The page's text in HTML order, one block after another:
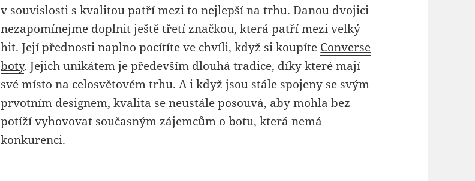
v souvislosti s kvalitou patří mezi to nejlepší na trhu. Danou dvojici
nezapomínejme doplnit ještě třetí značkou, která patří mezi velký
hit. Její přednosti naplno pocítíte ve chvíli, když si koupíte Converse
boty. Jejich unikátem je především dlouhá tradice, díky které mají
své místo na celosvětovém trhu. A i když jsou stále spojeny se svým
prvotním designem, kvalita se neustále posouvá, aby mohla bez
potíží vyhovovat současným zájemcům o botu, která nemá
konkurenci.